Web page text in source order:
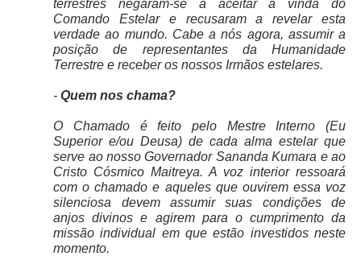
terrestres negaram-se a aceitar a vinda do
Comando Estelar e recusaram a revelar esta
verdade ao mundo. Cabe a nós agora, assumir a
posição de representantes da Humanidade
Terrestre e receber os nossos Irmãos estelares.
-Quem nos chama?
O Chamado é feito pelo Mestre Interno (Eu
Superior e/ou Deusa) de cada alma estelar que
serve ao nosso Governador Sananda Kumara e ao
Cristo Cósmico Maitreya. A voz interior ressoará
com o chamado e aqueles que ouvirem essa voz
silenciosa devem assumir suas condições de
anjos divinos e agirem para o cumprimento da
missão individual em que estão investidos neste
momento.